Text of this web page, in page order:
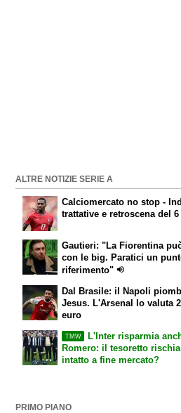
ALTRE NOTIZIE SERIE A
Calciomercato no stop -
trattative e retroscena del
Gautieri: "La Fiorentina
con le big. Paratici un
riferimento"
Dal Brasile: il Napoli
Jesus. L'Arsenal lo valuta
euro
TMW
L'Inter risparmia
Romero: il tesoretto
intatto a fine mercato?
PRIMO PIANO